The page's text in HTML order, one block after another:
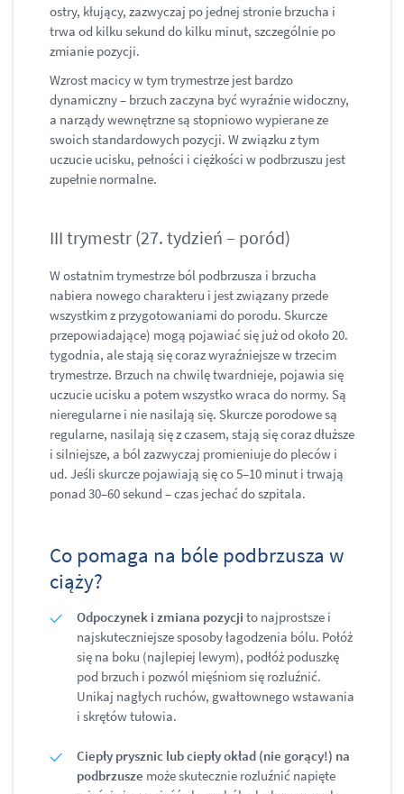
ostry, kłujący, zazwyczaj po jednej stronie brzucha i
trwa od kilku sekund do kilku minut, szczególnie po
zmianie pozycji.
Wzrost macicy w tym trymestrze jest bardzo
dynamiczny – brzuch zaczyna być wyraźnie widoczny,
a narządy wewnętrzne są stopniowo wypierane ze
swoich standardowych pozycji. W związku z tym
uczucie ucisku, pełności i ciężkości w podbrzuszu jest
zupełnie normalne.
III trymestr (27. tydzień – poród)
W ostatnim trymestrze ból podbrzusza i brzucha
nabiera nowego charakteru i jest związany przede
wszystkim z przygotowaniami do porodu. Skurcze
przepowiadające) mogą pojawiać się już od około 20.
tygodnia, ale stają się coraz wyraźniejsze w trzecim
trymestrze. Brzuch na chwilę twardnieje, pojawia się
uczucie ucisku a potem wszystko wraca do normy. Są
nieregularne i nie nasilają się. Skurcze porodowe są
regularne, nasilają się z czasem, stają się coraz dłuższe
i silniejsze, a ból zazwyczaj promieniuje do pleców i
ud. Jeśli skurcze pojawiają się co 5–10 minut i trwają
ponad 30–60 sekund – czas jechać do szpitala.
Co pomaga na bóle podbrzusza w
ciąży?
Odpoczynek i zmiana pozycji to najprostsze i
najskuteczniejsze sposoby łagodzenia bólu. Połóż
się na boku (najlepiej lewym), podłóż poduszkę
pod brzuch i pozwól mięśniom się rozluźnić.
Unikaj nagłych ruchów, gwałtownego wstawania
i skrętów tułowia.
Ciepły prysznic lub ciepły okład (nie gorący!) na
podbrzusze może skutecznie rozluźnić napięte